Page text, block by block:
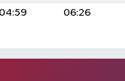
04:59 06:26